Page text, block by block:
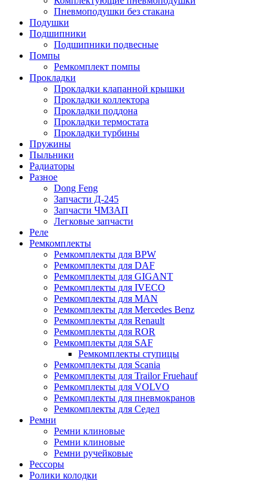
Пневмоподушки без стакана
Подушки
Подшипники
Подшипники подвесные
Помпы
Ремкомплект помпы
Прокладки
Прокладки клапанной крышки
Прокладки коллектора
Прокладки поддона
Прокладки термостата
Прокладки турбины
Пружины
Пыльники
Радиаторы
Разное
Dong Feng
Запчасти Д-245
Запчасти ЧМЗАП
Легковые запчасти
Реле
Ремкомплекты
Ремкомплекты для BPW
Ремкомплекты для DAF
Ремкомплекты для GIGANT
Ремкомплекты для IVECO
Ремкомплекты для MAN
Ремкомплекты для Mercedes Benz
Ремкомплекты для Renault
Ремкомплекты для ROR
Ремкомплекты для SAF
Ремкомплекты ступицы
Ремкомплекты для Scania
Ремкомплекты для Trailor Fruehauf
Ремкомплекты для VOLVO
Ремкомплекты для пневмокранов
Ремкомплекты для Седел
Ремни
Ремни клиновые
Ремни клиновые
Ремни ручейковые
Рессоры
Ролики колодки